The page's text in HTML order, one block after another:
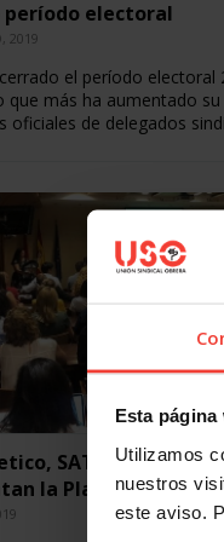
Esta página
Utilizamos
nuestros
este aviso.
electoral
2019
el período electoral
que más ha aumentado
oficiales de delegados
SATSE, ANPE,
la Plataforma